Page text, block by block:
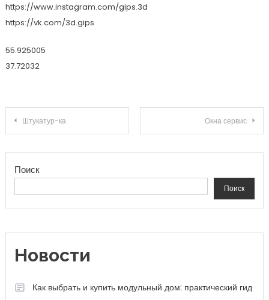
https://www.instagram.com/gips.3d
https://vk.com/3d.gips
55.925005
37.72032
Навигация по записям
Штукатур-ка Окна сервис
Поиск
Поиск
Новости
Как выбрать и купить модульный дом: практический гид